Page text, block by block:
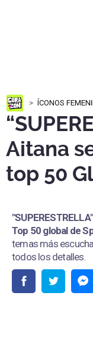
ÍCONOS
Aitana
top 50
"SUPERESTRELLA"
Top 50 global de
temas más
todos los detalles.